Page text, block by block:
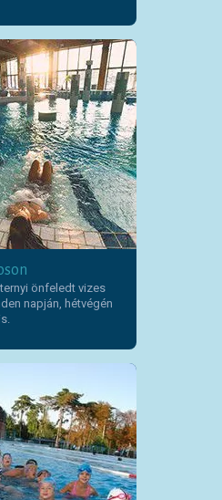
önfeledt vizes
napján, hétvégén